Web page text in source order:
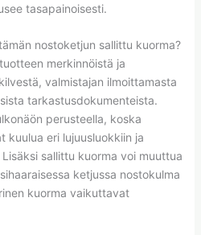
tasapainoisesti.
nostoketjun sallittu kuorma?
merkinnöistä ja
valmistajan ilmoittamasta
tarkastusdokumenteista.
perusteella, koska
kuulua eri lujuusluokkiin ja
sallittu kuorma voi muuttua
ketjussa nostokulma
kuorma vaikuttavat